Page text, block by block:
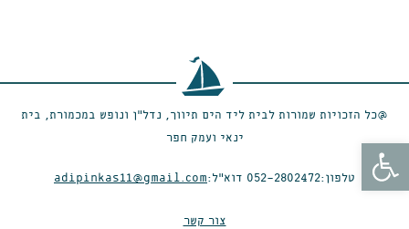
פתח סרגל נגישות
@כל הזכויות שמורות לבית ליד הים תיווך, נדל״ן ונופש במכמורת, בית
ינאי ועמק חפר
טלפון:052-2802472 דוא״ל:adipinkas11@gmail.com
צור קשר